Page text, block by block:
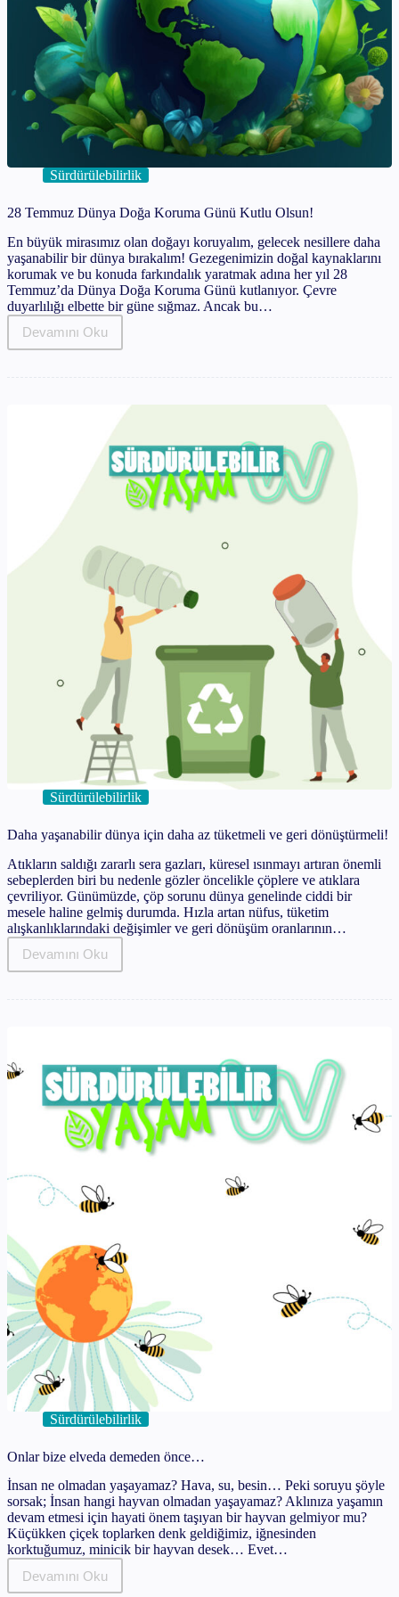
Sürdürülebilirlik
28 Temmuz Dünya Doğa Koruma Günü Kutlu Olsun!
En büyük mirasımız olan doğayı koruyalım, gelecek nesillere daha
yaşanabilir bir dünya bırakalım! Gezegenimizin doğal kaynaklarını
korumak ve bu konuda farkındalık yaratmak adına her yıl 28
Temmuz’da Dünya Doğa Koruma Günü kutlanıyor. Çevre
duyarlılığı elbette bir güne sığmaz. Ancak bu…
Devamını Oku
28
Temmuz
Sürdürülebilirlik
Daha yaşanabilir dünya için daha az tüketmeli ve geri dönüştürmeli!
Atıkların saldığı zararlı sera gazları, küresel ısınmayı artıran önemli
sebeplerden biri bu nedenle gözler öncelikle çöplere ve atıklara
çevriliyor. Günümüzde, çöp sorunu dünya genelinde ciddi bir
mesele haline gelmiş durumda. Hızla artan nüfus, tüketim
alışkanlıklarındaki değişimler ve geri dönüşüm oranlarının…
Devamını Oku
Daha
yaşanabilir
ve
geri
dönüştürmeli!
Sürdürülebilirlik
Onlar bize elveda demeden önce…
İnsan ne olmadan yaşayamaz? Hava, su, besin… Peki soruyu şöyle
sorsak; İnsan hangi hayvan olmadan yaşayamaz? Aklınıza yaşamın
devam etmesi için hayati önem taşıyan bir hayvan gelmiyor mu?
Küçükken çiçek toplarken denk geldiğimiz, iğnesinden
korktuğumuz, minicik bir hayvan desek… Evet…
Devamını Oku
Onlar